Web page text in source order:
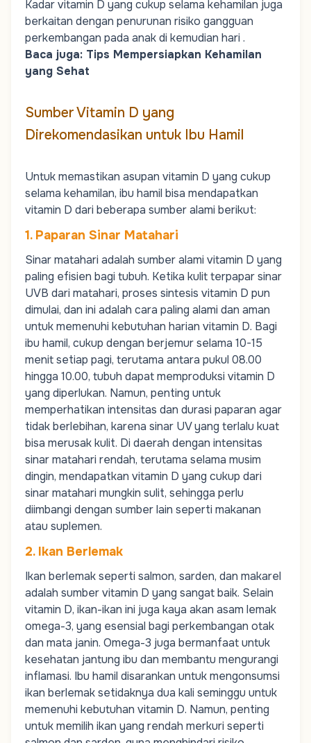
Kadar vitamin D yang cukup selama kehamilan juga
berkaitan dengan penurunan risiko gangguan
perkembangan pada anak di kemudian hari .
Baca juga: Tips Mempersiapkan Kehamilan
yang Sehat
Sumber Vitamin D yang
Direkomendasikan untuk Ibu Hamil
Untuk memastikan asupan vitamin D yang cukup
selama kehamilan, ibu hamil bisa mendapatkan
vitamin D dari beberapa sumber alami berikut:
1. Paparan Sinar Matahari
Sinar matahari adalah sumber alami vitamin D yang
paling efisien bagi tubuh. Ketika kulit terpapar sinar
UVB dari matahari, proses sintesis vitamin D pun
dimulai, dan ini adalah cara paling alami dan aman
untuk memenuhi kebutuhan harian vitamin D. Bagi
ibu hamil, cukup dengan berjemur selama 10-15
menit setiap pagi, terutama antara pukul 08.00
hingga 10.00, tubuh dapat memproduksi vitamin D
yang diperlukan. Namun, penting untuk
memperhatikan intensitas dan durasi paparan agar
tidak berlebihan, karena sinar UV yang terlalu kuat
bisa merusak kulit. Di daerah dengan intensitas
sinar matahari rendah, terutama selama musim
dingin, mendapatkan vitamin D yang cukup dari
sinar matahari mungkin sulit, sehingga perlu
diimbangi dengan sumber lain seperti makanan
atau suplemen.
2. Ikan Berlemak
Ikan berlemak seperti salmon, sarden, dan makarel
adalah sumber vitamin D yang sangat baik. Selain
vitamin D, ikan-ikan ini juga kaya akan asam lemak
omega-3, yang esensial bagi perkembangan otak
dan mata janin. Omega-3 juga bermanfaat untuk
kesehatan jantung ibu dan membantu mengurangi
inflamasi. Ibu hamil disarankan untuk mengonsumsi
ikan berlemak setidaknya dua kali seminggu untuk
memenuhi kebutuhan vitamin D. Namun, penting
untuk memilih ikan yang rendah merkuri seperti